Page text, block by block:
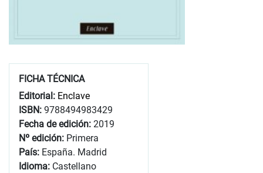
FICHA TÉCNICA
Editorial: Enclave
ISBN: 9788494983429
Fecha de edición: 2019
Nº edición: Primera
País: España. Madrid
Idioma: Castellano